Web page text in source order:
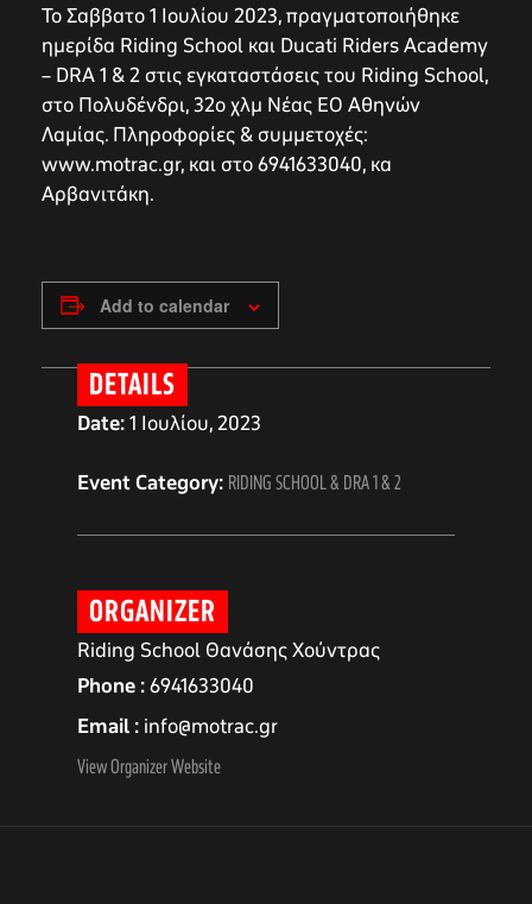
Το Σαββατο 1 Ιουλίου 2023, πραγματοποιήθηκε
ημερίδα Riding School και Ducati Riders Academy
– DRA 1 & 2 στις εγκαταστάσεις του Riding School,
στο Πολυδένδρι, 32ο χλμ Νέας ΕΟ Αθηνών
Λαμίας. Πληροφορίες & συμμετοχές:
www.motrac.gr, και στο 6941633040, κα
Αρβανιτάκη.
Add to calendar
DETAILS
Date:1 Ιουλίου, 2023
Event Category: RIDING SCHOOL & DRA 1 & 2
ORGANIZER
Riding School Θανάσης Χούντρας
Phone 6941633040
Email info@motrac.gr
View Organizer Website